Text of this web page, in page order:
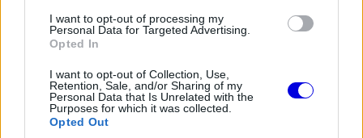
I want to opt-out of processing my
Personal Data for Targeted Advertising.
Opted In
I want to opt-out of Collection, Use,
Retention, Sale, and/or Sharing of my
Personal Data that Is Unrelated with the
Purposes for which it was collected.
Opted Out
↳ Válasz @Versenyeznikénevagymi